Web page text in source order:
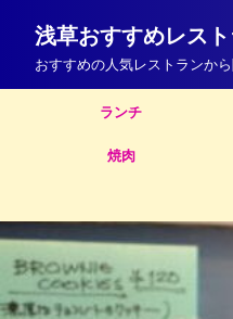
浅草おすすめレス
おすすめの人気レストランか
ランチ
焼肉